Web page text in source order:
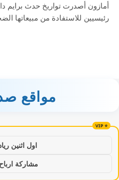
رئيسيين للاستفادة من مبيعاتها
مواقع
اول اثنين
مشاركة